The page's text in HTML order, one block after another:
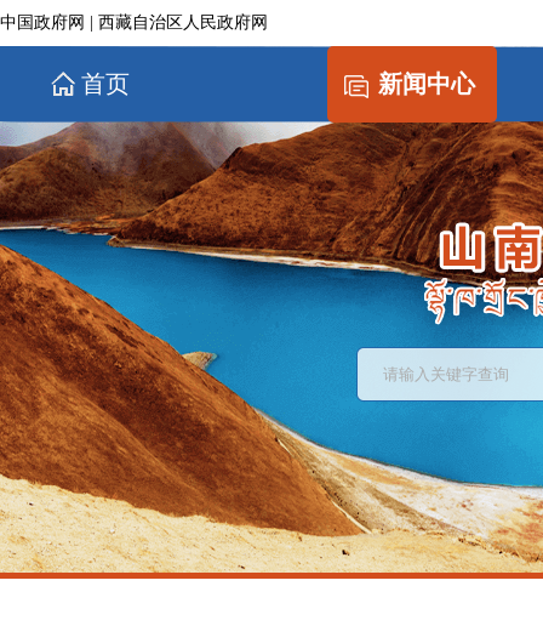
中国政府网 西藏自治区人民政府网
首页 新闻中心